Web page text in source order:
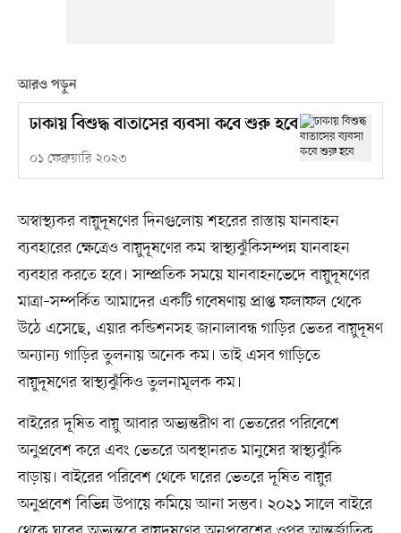
আরও পড়ুন
ঢাকায় বিশুদ্ধ বাতাসের ব্যবসা কবে শুরু হবে
০১ ফেব্রুয়ারি ২০২৩
অস্বাস্থ্যকর বায়ুদূষণের দিনগুলোয় শহরের রাস্তায় যানবাহন
ব্যবহারের ক্ষেত্রেও বায়ুদূষণের কম স্বাস্থ্যঝুঁকিসম্পন্ন যানবাহন
ব্যবহার করতে হবে। সাম্প্রতিক সময়ে যানবাহনভেদে বায়ুদূষণের
মাত্রা–সম্পর্কিত আমাদের একটি গবেষণায় প্রাপ্ত ফলাফল থেকে
উঠে এসেছে, এয়ার কন্ডিশনসহ জানালাবন্ধ গাড়ির ভেতর বায়ুদূষণ
অন্যান্য গাড়ির তুলনায় অনেক কম। তাই এসব গাড়িতে
বায়ুদূষণের স্বাস্থ্যঝুঁকিও তুলনামূলক কম।
বাইরের দূষিত বায়ু আবার অভ্যন্তরীণ বা ভেতরের পরিবেশে
অনুপ্রবেশ করে এবং ভেতরে অবস্থানরত মানুষের স্বাস্থ্যঝুঁকি
বাড়ায়। বাইরের পরিবেশ থেকে ঘরের ভেতরে দূষিত বায়ুর
অনুপ্রবেশ বিভিন্ন উপায়ে কমিয়ে আনা সম্ভব। ২০২১ সালে বাইরে